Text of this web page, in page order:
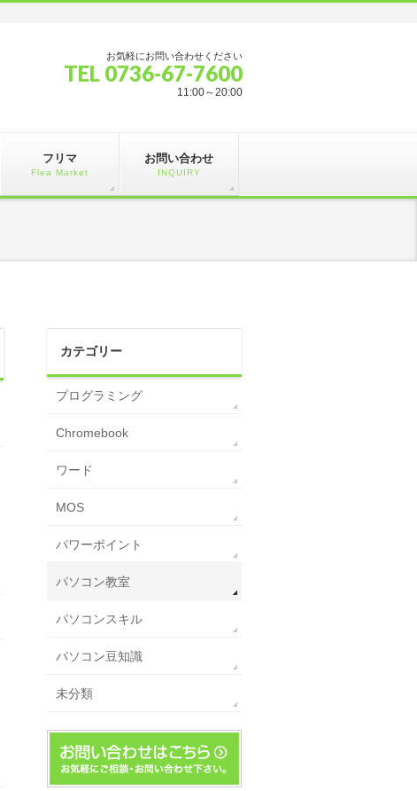
お気軽にお問い合わせください
TEL 0736-67-7600
11:00～20:00
フリマ
Flea Market
お問い合わせ
INQUIRY
カテゴリー
プログラミング
Chromebook
ワード
MOS
パワーポイント
パソコン教室
パソコンスキル
パソコン豆知識
未分類